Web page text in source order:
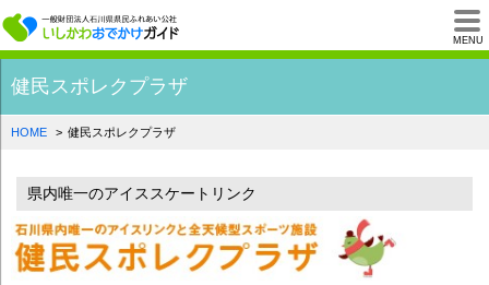
MENU
一般財団法人石川
健民スポレクプラザ
HOME 健民スポレクプラザ
県内唯一のアイススケートリンク